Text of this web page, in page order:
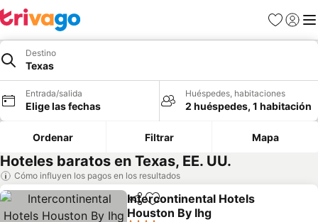
Favoritos
Iniciar
Destino
Texas
Entrada/salida
Elige las fechas
Huéspedes, habitaciones
2 huéspedes, 1 habitación
Ordenar Filtrar Mapa
Hoteles baratos en Texas, EE. UU.
Cómo influyen los pagos en los resultados
CompartirAñadir a favoritos
Intercontinental Hotels
Houston By Ihg